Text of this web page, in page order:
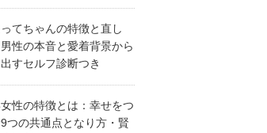
てちゃんの特徴と直し
性の本音と愛着背景から
すセルフ診断つき
性の特徴とは：幸せをつ
つの共通点となり方・賢